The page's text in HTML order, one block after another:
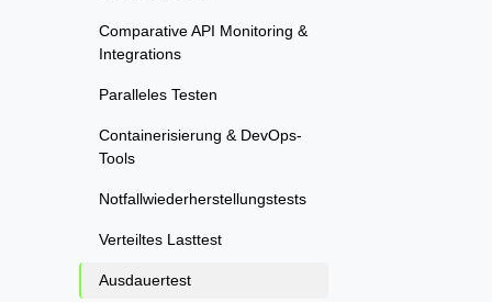
Comparative API Monitoring &
Integrations
Paralleles Testen
Containerisierung & DevOps-
Tools
Notfallwiederherstellungstests
Verteiltes Lasttest
Ausdauertest